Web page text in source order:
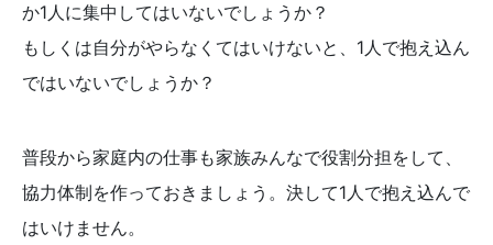
か1人に集中してはいないでしょうか？
もしくは自分がやらなくてはいけないと、1人で抱え込ん
ではいないでしょうか？
普段から家庭内の仕事も家族みんなで役割分担をして、
協力体制を作っておきましょう。決して1人で抱え込んで
はいけません。